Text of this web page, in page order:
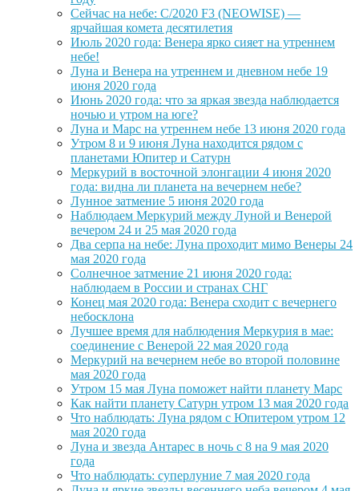
Сейчас на небе: C/2020 F3 (NEOWISE) —
ярчайшая комета десятилетия
Июль 2020 года: Венера ярко сияет на утреннем
небе!
Луна и Венера на утреннем и дневном небе 19
июня 2020 года
Июнь 2020 года: что за яркая звезда наблюдается
ночью и утром на юге?
Луна и Марс на утреннем небе 13 июня 2020 года
Утром 8 и 9 июня Луна находится рядом с
планетами Юпитер и Сатурн
Меркурий в восточной элонгации 4 июня 2020
года: видна ли планета на вечернем небе?
Лунное затмение 5 июня 2020 года
Наблюдаем Меркурий между Луной и Венерой
вечером 24 и 25 мая 2020 года
Два серпа на небе: Луна проходит мимо Венеры 24
мая 2020 года
Солнечное затмение 21 июня 2020 года:
наблюдаем в России и странах СНГ
Конец мая 2020 года: Венера сходит с вечернего
небосклона
Лучшее время для наблюдения Меркурия в мае:
соединение с Венерой 22 мая 2020 года
Меркурий на вечернем небе во второй половине
мая 2020 года
Утром 15 мая Луна поможет найти планету Марс
Как найти планету Сатурн утром 13 мая 2020 года
Что наблюдать: Луна рядом с Юпитером утром 12
мая 2020 года
Луна и звезда Антарес в ночь с 8 на 9 мая 2020
года
Что наблюдать: суперлуние 7 мая 2020 года